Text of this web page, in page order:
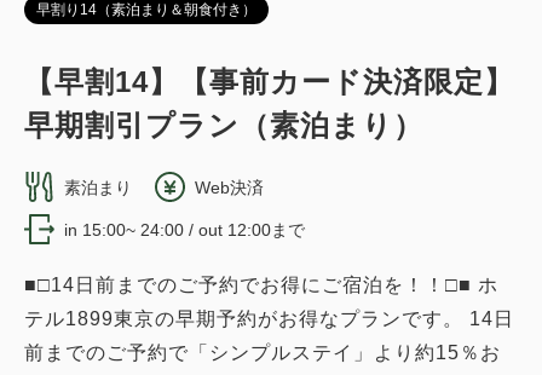
ベッド2台 独立洗面所
【禁煙】コーナーデラックスツイン
獲得ポイント 390~
シングルサイズ / 幅90-130cm×2
Wi-Fiあり（無料）
早割り14（素泊まり＆朝食付き）
【早割14】【事前カード決済限定】
早期割引プラン（素泊まり）
素泊まり Web決済
in 15:00~ 24:00 / out 12:00まで
■□14日前までのご予約でお得にご宿泊を！！□■ ホ
テル1899東京の早期予約がお得なプランです。 14日
前までのご予約で「シンプルステイ」より約15％お